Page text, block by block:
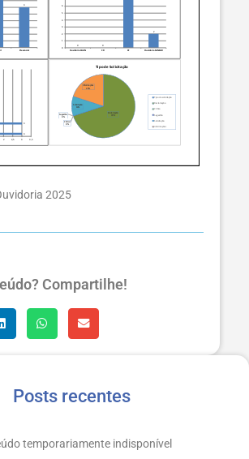
2025
Compartilhe!
Posts recentes
temporariamente indisponível